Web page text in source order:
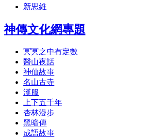
新思維
神傳文化網專題
冥冥之中有定數
醫山夜話
神仙故事
名山古寺
漢服
上下五千年
杏林漫步
黑暗傳
成語故事